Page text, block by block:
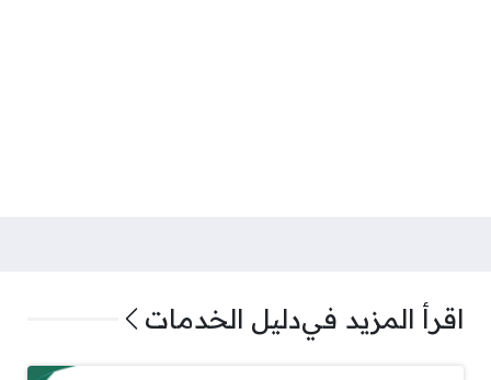
اقرأ المزيد فيدليل الخدمات